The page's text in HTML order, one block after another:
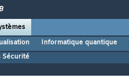
Informatique quantique
Sécurité